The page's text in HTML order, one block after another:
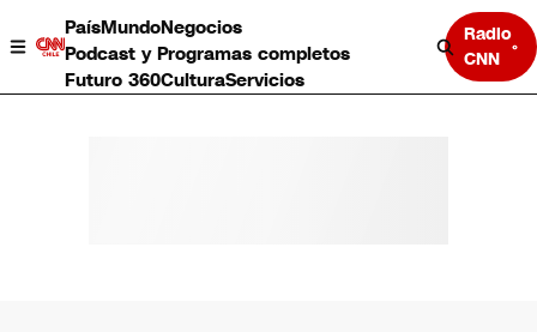
PaísMundoNegocios
Podcast y Programas completos
Futuro 360CulturaServicios
Radio
CNN